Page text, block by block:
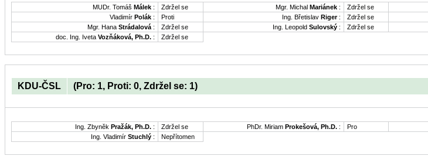
MUDr. Tomáš Málek : Zdržel se Mgr. Michal Mariánek : Zdržel se
Vladimír Polák : Proti Ing. Břetislav Riger: Zdržel se
Mgr. Hana Strádalová : Zdržel se Ing. Leopold Sulovský : Zdržel se
doc. Ing. Iveta Vozňáková, Ph.D. : Zdržel se
KDU-ČSL (Pro: 1, Proti: 0, Zdržel se: 1)
Ing. Zbyněk Pražák, Ph.D. : Zdržel se PhDr. Miriam Prokešová, Ph.D. : Pro
Ing. Vladimír Stuchlý : Nepřítomen